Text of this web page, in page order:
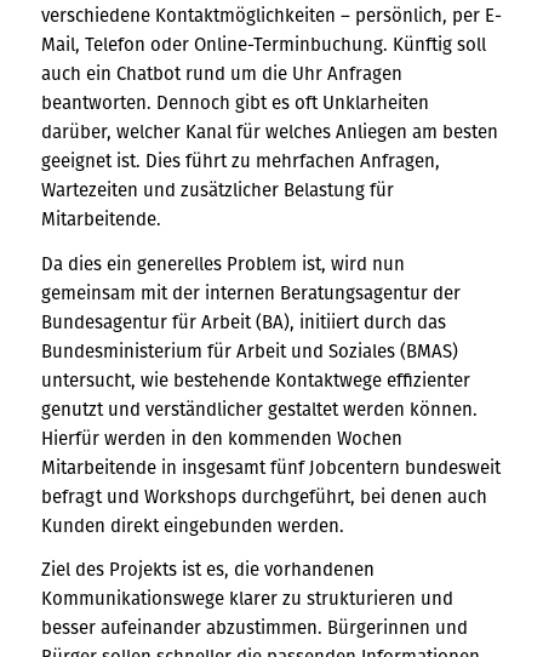
verschiedene Kontaktmöglichkeiten – persönlich, per E-
Mail, Telefon oder Online-Terminbuchung. Künftig soll
auch ein Chatbot rund um die Uhr Anfragen
beantworten. Dennoch gibt es oft Unklarheiten
darüber, welcher Kanal für welches Anliegen am besten
geeignet ist. Dies führt zu mehrfachen Anfragen,
Wartezeiten und zusätzlicher Belastung für
Mitarbeitende.
Da dies ein generelles Problem ist, wird nun
gemeinsam mit der internen Beratungsagentur der
Bundesagentur für Arbeit (BA), initiiert durch das
Bundesministerium für Arbeit und Soziales (BMAS)
untersucht, wie bestehende Kontaktwege effizienter
genutzt und verständlicher gestaltet werden können.
Hierfür werden in den kommenden Wochen
Mitarbeitende in insgesamt fünf Jobcentern bundesweit
befragt und Workshops durchgeführt, bei denen auch
Kunden direkt eingebunden werden.
Ziel des Projekts ist es, die vorhandenen
Kommunikationswege klarer zu strukturieren und
besser aufeinander abzustimmen. Bürgerinnen und